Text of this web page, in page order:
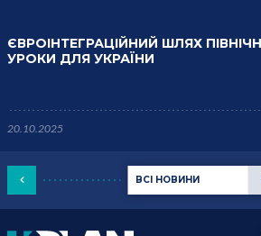
ВСІ НОВИНИ
ЄВРОІНТЕГРАЦІЙНИЙ ШЛЯХ
УРОКИ ДЛЯ УКРАЇНИ
20.10.2025